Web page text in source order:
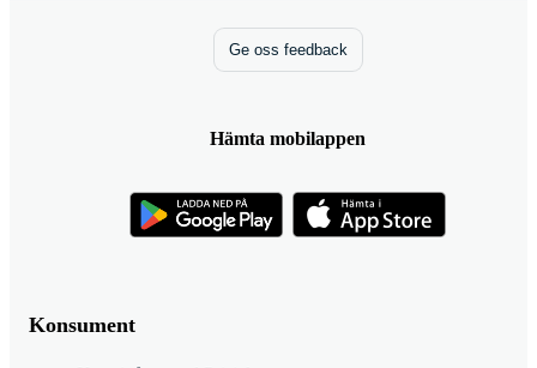
Konsument
Ge oss feedback
Hämta mobilappen